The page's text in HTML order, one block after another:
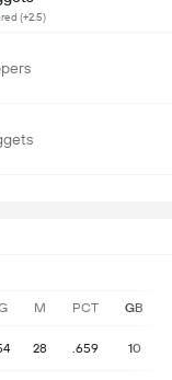
M PCT GB
28 .659 10
(+2.5)